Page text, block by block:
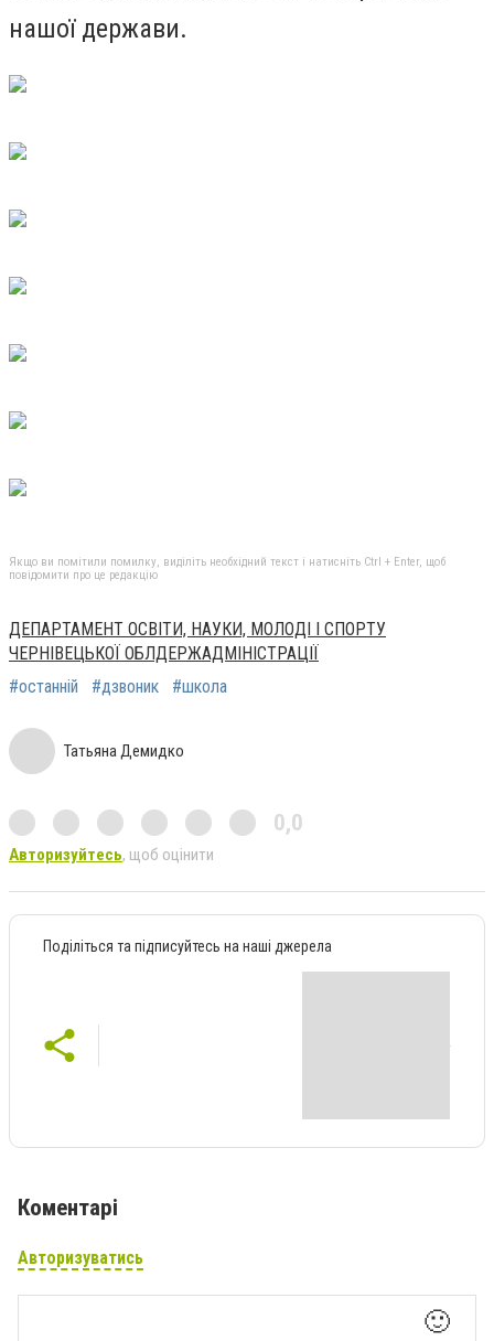
нашої держави.
Якщо ви помітили помилку, виділіть необхідний текст і натисніть Ctrl + Enter, щоб
повідомити про це редакцію
ДЕПАРТАМЕНТ ОСВІТИ, НАУКИ, МОЛОДІ І СПОРТУ
ЧЕРНІВЕЦЬКОЇ ОБЛДЕРЖАДМІНІСТРАЦІЇ
#останній
#дзвоник #школа
Татьяна Демидко
0,0
Авторизуйтесь, щоб оцінити
Поділіться та підписуйтесь на наші джерела
Коментарі
Авторизуватись
🙂